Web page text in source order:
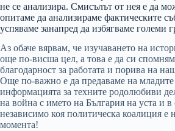
не се анализира. Смисълът от нея е да
опитаме да анализираме фактическите
успяваме занапред да избягваме големи
Аз обаче вярвам, че изучаването на
още по-висша цел, а това е да си
благодарност за работата и порива на
Още по-важно е да предаваме на младите
информацията за техните родолюбиви
на война с името на България на уста и в
независимо коя политическа коалиция е
момента!